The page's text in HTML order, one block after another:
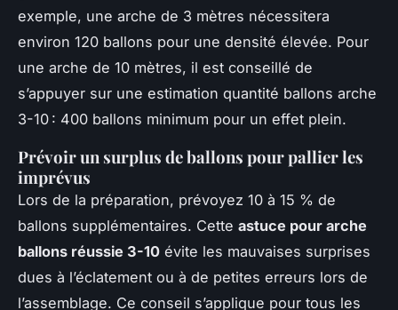
exemple, une arche de 3 mètres nécessitera
environ 120 ballons pour une densité élevée. Pour
une arche de 10 mètres, il est conseillé de
s’appuyer sur une estimation quantité ballons arche
3-10 : 400 ballons minimum pour un effet plein.
Prévoir un surplus de ballons pour pallier les
imprévus
Lors de la préparation, prévoyez 10 à 15 % de
ballons supplémentaires. Cette astuce pour arche
ballons réussie 3-10 évite les mauvaises surprises
dues à l’éclatement ou à de petites erreurs lors de
l’assemblage. Ce conseil s’applique pour tous les